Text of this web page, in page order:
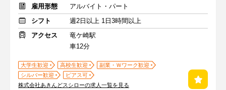
雇用形態
アルバイト・パート
シフト
週2日以上 1日3時間以上
アクセス
竜ケ崎駅
車12分
大学生歓迎 高校生歓迎
副業・Ｗワーク歓迎
シルバー歓迎
ピアス可
株式会社あきんどスシローの求人一覧を見る